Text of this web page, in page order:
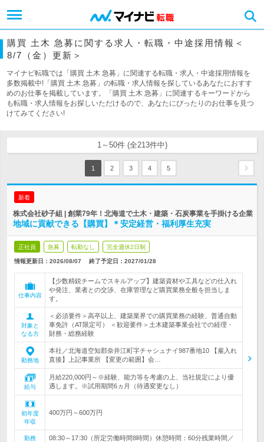
購買 土木 急募に関する求人・転職・中途採用情報＜
8/7（金）更新＞
マイナビ転職では「購買 土木 急募」に関連する転職・求人・中途採用情報を
多数掲載中!「購買 土木 急募」の転職・求人情報を探しているあなたにおすす
めのお仕事を掲載しています。「購買 土木 急募」に関連するキーワードから
も転職・求人情報をお探しいただけるので、あなたにぴったりのお仕事を見つ
けてみてください!
1～50件 (全213件中)
1 2 3 4 5
新着
株式会社砂子組 | 創業79年！北海道で土木・建築・石炭事業を手掛ける企業
地域に貢献できる【購買】＊安定経営・福利厚生充実
正社員 急募 転勤なし 完全週休2日制
情報更新日：2026/08/07 終了予定日： 2027/01/28
仕事内容
【少数精鋭チームでスキルアップ】建築資材や工具などの仕入れ
や発注、業者との交渉、在庫管理など購買業務全般を担当しま
す。
対象と
なる方
＜必須要件＞高卒以上、建築業界での購買業務の経験、普通自動
車免許（AT限定可） ＜歓迎要件＞土木建築事業会社での経理・
財務・総務経験
勤務地
本社／北海道空知郡奈井江町字チャシュナイ987番地10 【雇入れ
直後】上記事業所 【変更の範囲】会…
給与
月給220,000円～※経験、能力等を考慮の上、当社規定により優
遇します。※試用期間6ヵ月（待遇変更なし）
初年度
年収
400万円～600万円
勤務
08:30～17:30（所定労働時間8時間）休憩時間：60分残業時間／